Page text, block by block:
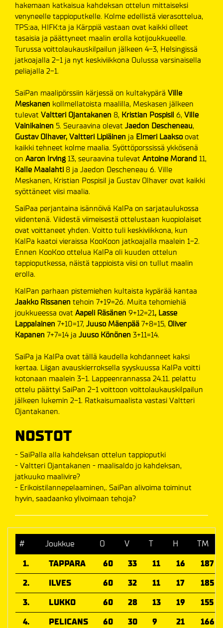
hakemaan katkaisua kahdeksan ottelun mittaiseksi
venyneelle tappioputkelle. Kolme edellistä vierasottelua,
TPS:aa, HIFK:ta ja Kärppiä vastaan ovat kaikki olleet
tasaisia ja päättyneet maalin erolla kotijoukkueelle.
Turussa voittolaukauskilpailun jälkeen 4-3, Helsingissä
jatkoajalla 2-1 ja nyt keskiviikkona Oulussa varsinaisella
peliajalla 2-1.
SaiPan maalipörssiin kärjessä on kultakypärä Ville
Meskanen kollmellatoista maalilla, Meskasen jälkeen
tulevat Valtteri Ojantakanen 8, Kristian Pospisil 6, Ville
Vainikainen 5. Seuraavina olevat Jaedon Descheneau,
Gustav Olhaver, Valtteri Lipiäinen ja Elmeri Laakso ovat
kaikki tehneet kolme maalia. Syöttöporssissä ykkösenä
on Aaron Irving 13, seuraavina tulevat Antoine Morand 11,
Kalle Maalahti 8 ja Jaedon Descheneau 6. Ville
Meskanen, Kristian Pospisil ja Gustav Olhaver ovat kaikki
syöttäneet viisi maalia.
SaiPaa perjantaina isännöivä KalPa on sarjataulukossa
viidentenä. Viidestä viimeisestä ottelustaan kuopiolaiset
ovat voittaneet yhden. Voitto tuli keskiviikkona, kun
KalPa kaatoi vieraissa KooKoon jatkoajalla maalein 1-2.
Ennen KooKoo ottelua KalPa oli kuuden ottelun
tappioputkessa, näistä tappioista viisi on tullut maalin
erolla.
KalPan parhaan pistemiehen kultaista kypärää kantaa
Jaakko Rissanen tehoin 7+19=26. Muita tehomiehiä
joukkueessa ovat Aapeli Räsänen 9+12=21, Lasse
Lappalainen 7+10=17, Juuso Mäenpää 7+8=15, Oliver
Kapanen 7+7=14 ja Juuso Könönen 3+11=14.
SaiPa ja KalPa ovat tällä kaudella kohdanneet kaksi
kertaa. Liigan avauskierroksella syyskuussa KalPa voitti
kotonaan maalein 3-1. Lappeenrannassa 24.11. pelattu
ottelu päättyi SaiPan 2-1 voittoon voittolaukauskilpailun
jälkeen lukemin 2-1. Ratkaisumaalista vastasi Valtteri
Ojantakanen.
NOSTOT
- SaiPalla alla kahdeksan ottelun tappioputki
- Valtteri Ojantakanen - maalisaldo jo kahdeksan,
jatkuuko maalivire?
- Erikoistilannepelaaminen,. SaiPan alivoima toiminut
hyvin, saadaanko ylivoimaan tehoja?
# Joukkue O V T H
TM
1.
TAPPARA 60 33 11 16
187
2.
ILVES 60 32 11 17
185
3.
LUKKO 60 28 13 19
155
4.
PELICANS 60 30 9 21
166